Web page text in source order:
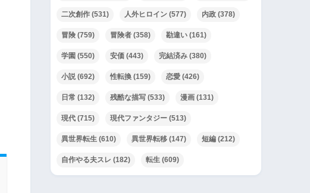
二次創作 (531) 人外ヒロイン (577) 内政 (378)
冒険 (759) 冒険者 (358) 勘違い (161)
学園 (550) 安価 (443) 完結済み (380)
小説(692) 性転換 (159) 恋愛 (426)
日常 (132) 残酷な描写 (533) 漫画 (131)
現代 (715) 現代ファンタジー (513)
異世界転生 (610) 異世界転移 (147) 短編 (212)
自作やる夫スレ (182) 転生 (609)